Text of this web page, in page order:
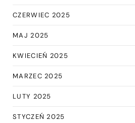
CZERWIEC 2025
MAJ 2025
KWIECIEŃ 2025
MARZEC 2025
LUTY 2025
STYCZEŃ 2025